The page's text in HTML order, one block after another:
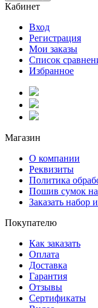
Кабинет
Вход
Регистрация
Мои заказы
Список
Избранное
Магазин
О компании
Реквизиты
Политика
Пошив сумок на
Заказать набор
Покупателю
Как заказать
Оплата
Доставка
Гарантия
Отзывы
Сертификаты